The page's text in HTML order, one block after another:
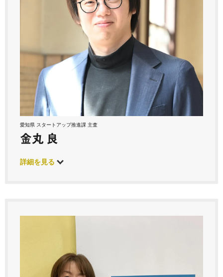
愛知県 スタートアップ推進課 主査
金丸 良
詳細を見る